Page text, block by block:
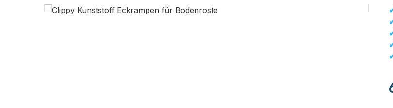
Bildergalerie überspringen